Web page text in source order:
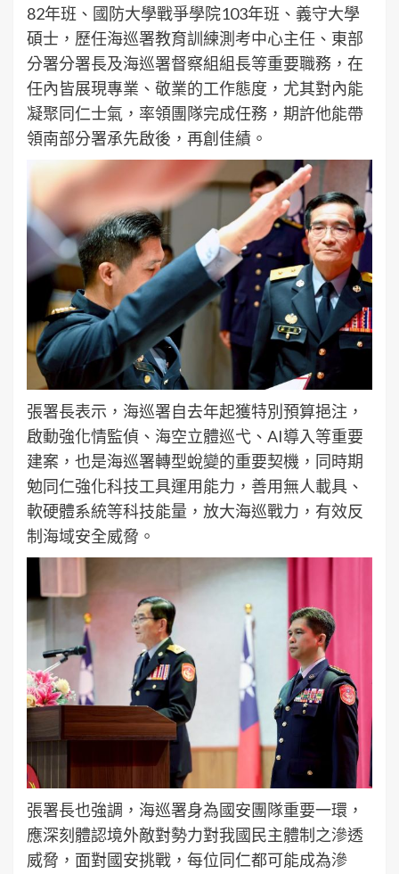
82年班、國防大學戰爭學院103年班、義守大學
碩士，歷任海巡署教育訓練測考中心主任、東部
分署分署長及海巡署督察組組長等重要職務，在
任內皆展現專業、敬業的工作態度，尤其對內能
凝聚同仁士氣，率領團隊完成任務，期許他能帶
領南部分署承先啟後，再創佳績。
張署長表示，海巡署自去年起獲特別預算挹注，
啟動強化情監偵、海空立體巡弋、AI導入等重要
建案，也是海巡署轉型蛻變的重要契機，同時期
勉同仁強化科技工具運用能力，善用無人載具、
軟硬體系統等科技能量，放大海巡戰力，有效反
制海域安全威脅。
張署長也強調，海巡署身為國安團隊重要一環，
應深刻體認境外敵對勢力對我國民主體制之滲透
威脅，面對國安挑戰，每位同仁都可能成為滲